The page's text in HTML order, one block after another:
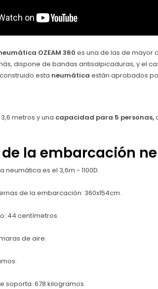
OZEAM 360 es una de las de mayor
dispone de bandas antisalpicaduras, y el
esta neumática están aprobados
metros y una capacidad para 5 personas,
la embarcación
neumática es el 3,6m - 1100D.
de la embarcación: 360x154cm.
44 centímetros.
de aire.
soporta: 678 kilogramos.